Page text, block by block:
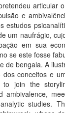
articular
e
estudos
um naufrágio,
em sua
se este fosse
de bengala. A
dos conceitos e
to join the
ambivalence,
studies.